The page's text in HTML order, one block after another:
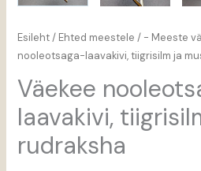
Esileht/ Ehted meestele / - Meeste
nooleotsaga-laavakivi, tiigrisilm ja
Väekee
laavakivi,
rudraksha